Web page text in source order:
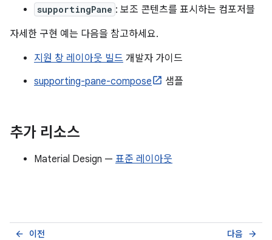
supportingPane : 보조 콘텐츠를 표시하는 컴포저블
자세한 구현 예는 다음을 참고하세요.
지원 창 레이아웃 빌드 개발자 가이드
supporting-pane-compose
샘플
추가 리소스
Material Design — 표준 레이아웃
이전
arrow_back 다음 arrow_forward